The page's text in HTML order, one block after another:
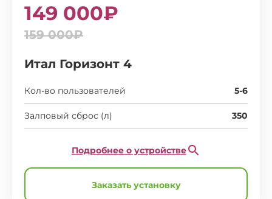
149 000₽
159 000₽
Итал Горизонт 4
Кол-во пользователей 5-6
Залповый сброс (л) 350
Подробнее о устройстве
Заказать установку